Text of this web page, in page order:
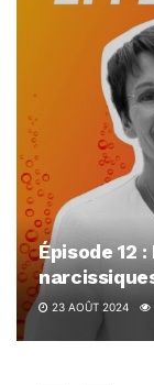
Épisode 12
23 AOÛT 2024